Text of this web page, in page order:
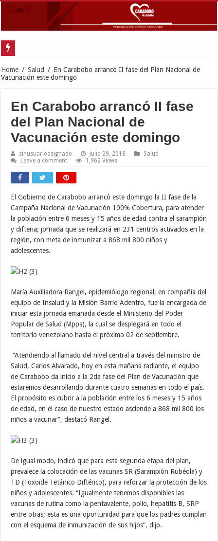
Home / Salud / En Carabobo arrancó II fase del Plan Nacional de
Vacunación este domingo
En Carabobo arrancó II fase
del Plan Nacional de
Vacunación este domingo
sinusuarioasignado julio 29, 2018
Salud
Leave a comment
1,962 Views
El Gobierno de Carabobo arrancó este domingo la II fase de la
Campaña Nacional de Vacunación 100% Cobertura, para atender
la población entre 6 meses y 15 años de edad contra el sarampión
y difteria; jornada que se realizará en 231 centros activados en la
región, con meta de inmunizar a 868 mil 800 niños y
adolescentes.
María Auxiliadora Rangel, epidemiólogo regional, en compañía del
equipo de Insalud y la Misión Barrio Adentro, fue la encargada de
iniciar esta jornada emanada desde el Ministerio del Poder
Popular de Salud (Mpps), la cual se desplegará en todo el
territorio venezolano hasta el próximo 02 de septiembre.
“Atendiendo al llamado del nivel central a través del ministro de
Salud, Carlos Alvarado, hoy en esta mañana radiante, el equipo
de Carabobo da inicio a la 2da fase del Plan de Vacunación que
estaremos desarrollando durante cuatro semanas en todo el país.
El propósito es cubrir a la población entre los 6 meses y 15 años
de edad, en el caso de nuestro estado asciende a 868 mil 800 los
niños a vacunar”, destacó Rangel.
De igual modo, indicó que para esta segunda etapa del plan,
prevalece la colocación de las vacunas SR (Sarampión Rubéola) y
TD (Toxoide Tetánico Diftérico), para reforzar la protección de los
niños y adolescentes. “Igualmente tenemos disponibles las
vacunas de rutina como la pentavalente, polio, hepatitis B, SRP
entre otras; esta es una oportunidad para que los padres cumplan
con el esquema de inmunización de sus hijos”, dijo.